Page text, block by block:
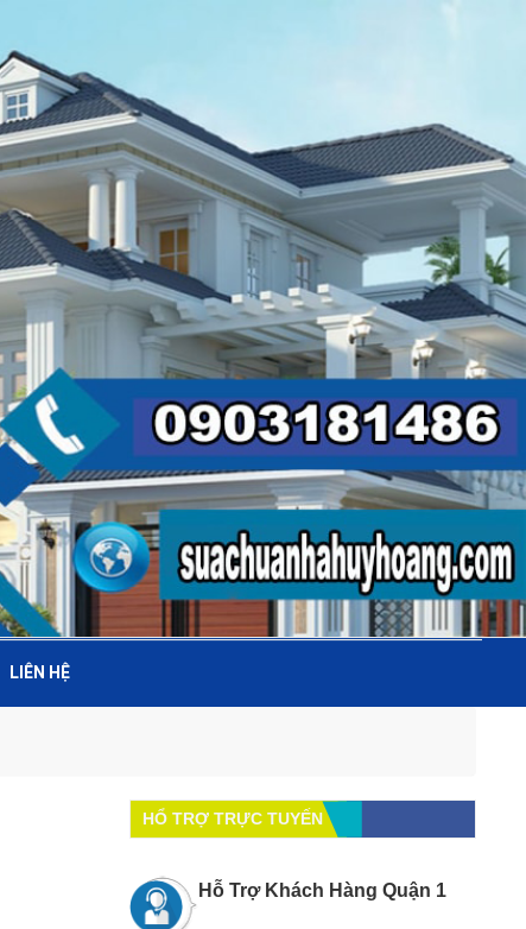
LIÊN HỆ
HỔ TRỢ TRỰC TUYẾN
Hỗ Trợ Khách Hàng Quận 1